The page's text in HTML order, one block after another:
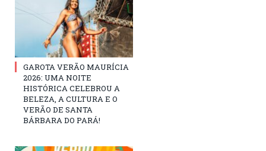
GAROTA VERÃO MAURÍCIA
2026: UMA NOITE
HISTÓRICA CELEBROU A
BELEZA, A CULTURA E O
VERÃO DE SANTA
BÁRBARA DO PARÁ!